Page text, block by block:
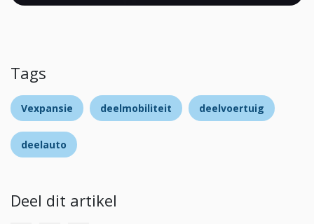
Tags
Vexpansie deelmobiliteit deelvoertuig
deelauto
Deel dit artikel